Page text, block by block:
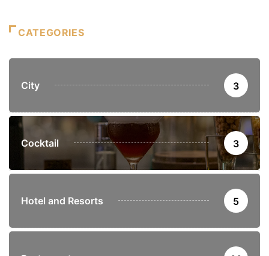
CATEGORIES
City 3
Cocktail 3
Hotel and Resorts 5